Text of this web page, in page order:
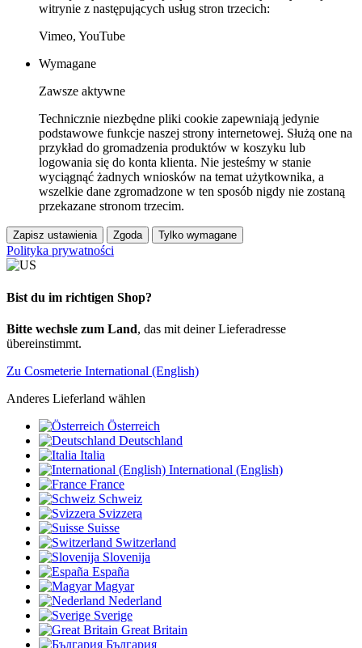
witrynie z następujących usług stron trzecich:
Vimeo, YouTube
Wymagane
Zawsze aktywne
Technicznie niezbędne pliki cookie zapewniają jedynie
podstawowe funkcje naszej strony internetowej. Służą one na
przykład do gromadzenia produktów w koszyku lub
logowania się do konta klienta. Nie jesteśmy w stanie
wyciągnąć żadnych wniosków na temat użytkownika, a
wszelkie dane zgromadzone w ten sposób nigdy nie zostaną
przekazane stronom trzecim.
Zapisz ustawienia Zgoda Tylko wymagane
Polityka prywatności
Bist du im richtigen Shop?
Bitte wechsle zum Land, das mit deiner Lieferadresse
übereinstimmt.
Zu Cosmeterie International (English)
Anderes Lieferland wählen
Österreich
Deutschland
Italia
International (English)
France
Schweiz
Svizzera
Suisse
Switzerland
Slovenija
España
Magyar
Nederland
Sverige
Great Britain
България